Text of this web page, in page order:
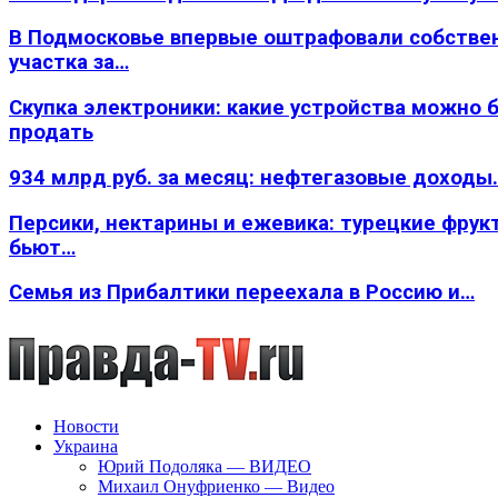
В Подмосковье впервые оштрафовали
участка за…
Скупка электроники: какие устройства можно
продать
934 млрд руб. за месяц: нефтегазовые
Персики, нектарины и ежевика: турецкие
бьют…
Семья из Прибалтики переехала в Россию и…
Новости
Украина
Юрий Подоляка — ВИДЕО
Михаил Онуфриенко — Видео